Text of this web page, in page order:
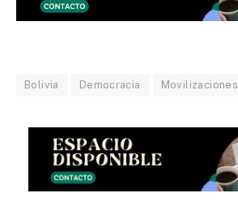
Bolivia Democracia Movilizaciones